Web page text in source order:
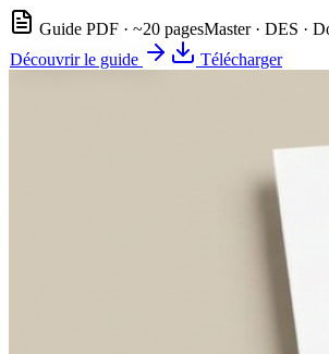
Guide PDF · ~20 pagesMaster · DES ·
Découvrir le guide
Télécharger